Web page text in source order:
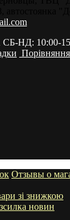
НД: 10:00-
Порівняння
Отзывы о
зі знижкою
новин